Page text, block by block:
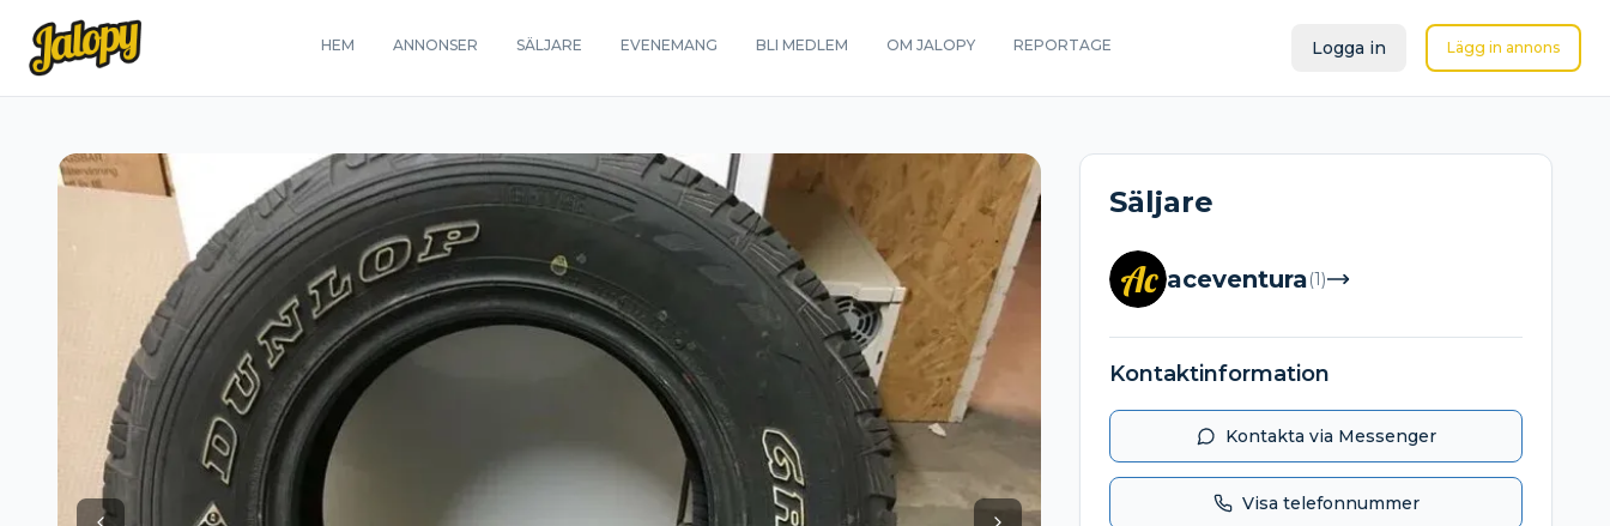
HEM ANNONSER SÄLJARE EVENEMANG BLI MEDLEM OM JALOPY REPORTAGE Logga in Lägg in annons
Säljare
Ac aceventura(1)
Kontaktinformation
Kontakta via Messenger
Visa telefonnummer